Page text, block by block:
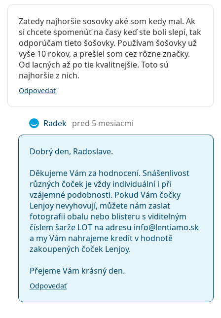
PureVision
Air
Optix
Aqua
36%
33%
Priepustnosť pre kyslík
130 Dk/t
112 Dk/t
138 Dk/t
Rozsah mínusových dioptrií do…
-12.00
-12.00
-10.00
Rozsah plusových dioptrií do…
Sférické a asférické šošovky
Zatedy najhoršie sosovky aké som kedy mal. Ak
si chcete spomenúť na časy keď ste boli slepí, tak
odporúčam tieto šošovky. Používam šošovky už
vyše 10 rokov, a prešiel som cez rôzne značky.
Od lacných až po tie kvalitnejšie. Toto sú
najhoršie z nich.
Odpovedať
Radek pred 5 mesiacmi
Dobrý den, Radoslave.
Děkujeme Vám za hodnocení. Snášenlivost
různých čoček je vždy individuální i při
vzájemné podobnosti. Pokud Vám čočky
Lenjoy nevyhovují, můžete nám zaslat
fotografii obalu nebo blisteru s viditelným
číslem šarže LOT na adresu info@lentiamo.sk
a my Vám nahrajeme kredit v hodnotě
zakoupených čoček Lenjoy.
Přejeme Vám krásný den.
Odpovedať